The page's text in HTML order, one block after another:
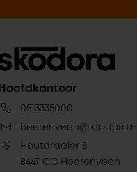
Hoofdkantoor
0513335000
heerenveen@skodora.nl
Houtdraaier 5,
8447 GG Heerenveen